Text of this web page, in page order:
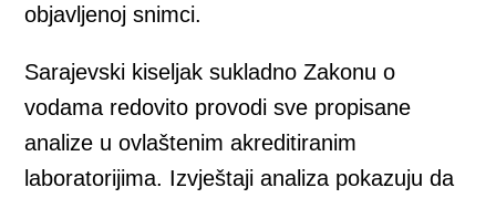
objavljenoj snimci.
Sarajevski kiseljak sukladno Zakonu o
vodama redovito provodi sve propisane
analize u ovlaštenim akreditiranim
laboratorijima. Izvještaji analiza pokazuju da